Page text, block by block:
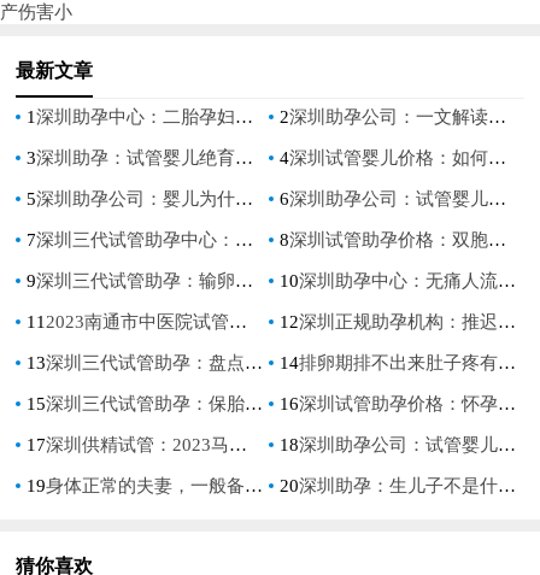
问题
产伤害小
最新文章
1深圳助孕中心：二胎孕妇患有妊娠糖尿病怎么办，对于准妈妈有什么危害 2深圳助孕公司：一文解读强的松保胎的原理，强的松的这5大功效不可不知
3深圳助孕：试管婴儿绝育，把生育控制权留在自己手里 4深圳试管婴儿价格：如何判断降调效果如何？主要看这些！
5深圳助孕公司：婴儿为什么会得血癌,血癌应该注意些什么 6深圳助孕公司：试管婴儿的智商并无差异性，与自然怀孕的孩子一样
7深圳三代试管助孕中心：疤痕子宫还可以顺产吗，孕妈妈需要注意的事项！ 8深圳试管助孕价格：双胞胎哪些人容易生,怀双胞胎什么样的人容易早产
9深圳三代试管助孕：输卵管手术后住院恢复期很关键，可别急着回家 10深圳助孕中心：无痛人流后做B超检查很重要，B超检查的时间不能超过四周
11 2023南通市中医院试管婴儿完整攻略手册，附助孕成功率预估 12深圳正规助孕机构：推迟你的绝经期，让你的身体更加健康。
13深圳三代试管助孕：盘点容易怀孕的中药治疗：这几大中成药助孕效果最好 14排卵期排不出来肚子疼有3点原因，卵巢黄体破裂是其一
15深圳三代试管助孕：保胎灵一般服用多久才可以停药,保胎灵吃了真的可以止血吗 16深圳试管助孕价格：怀孕预判男孩的准确方法，孕妇怀男孩最明显的征兆
17深圳供精试管：2023马鞍山人民医院试管婴儿实用操作指引，三代助孕成功率参考 18深圳助孕公司：试管婴儿产检建卡流程是什么,方案因人而异
19身体正常的夫妻，一般备孕多久能怀上？ 20深圳助孕：生儿子不是什么难事，学会这几点心想事成
猜你喜欢